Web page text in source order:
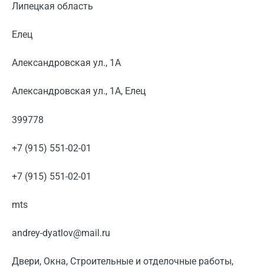
Липецкая область
Елец
Александровская ул., 1А
Александровская ул., 1А, Елец
399778
+7 (915) 551-02-01
+7 (915) 551-02-01
mts
andrey-dyatlov@mail.ru
Двери, Окна, Строительные и отделочные работы,